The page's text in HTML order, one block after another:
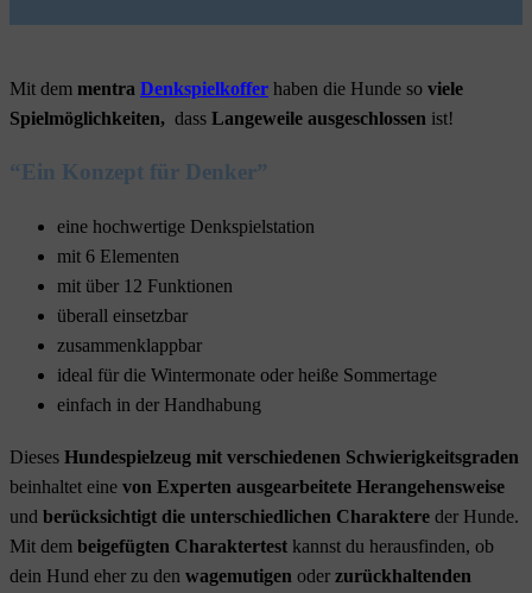
Mit dem mentra Denkspielkoffer haben die Hunde so viele
Spielmöglichkeiten, dass Langeweile ausgeschlossen ist!
“Ein Konzept für Denker”
eine hochwertige Denkspielstation
mit 6 Elementen
mit über 12 Funktionen
überall einsetzbar
zusammenklappbar
ideal für die Wintermonate oder heiße Sommertage
einfach in der Handhabung
Dieses Hundespielzeug mit verschiedenen Schwierigkeitsgraden
beinhaltet eine von Experten ausgearbeitete Herangehensweise
und berücksichtigt die unterschiedlichen Charaktere der Hunde.
Mit dem beigefügten Charaktertest kannst du herausfinden, ob
dein Hund eher zu den wagemutigen oder zurückhaltenden